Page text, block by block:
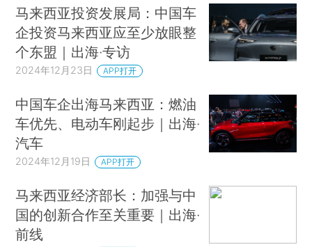
马来西亚投资发展局：中国车
企投资马来西亚应至少放眼整
个东盟｜出海·专访
2024年12月23日 APP打开
中国车企出海马来西亚：燃油
车优先、电动车刚起步｜出海·
汽车
2024年12月19日 APP打开
马来西亚经济部长：加强与中
国的创新合作至关重要｜出海·
前线